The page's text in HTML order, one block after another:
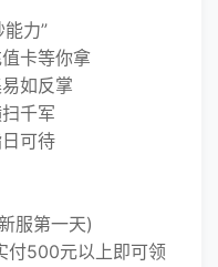
力”
卡等你拿
如反掌
千军
可待
服第一天)
500元以上即可领